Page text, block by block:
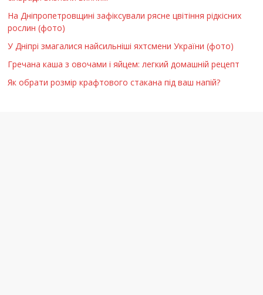
На Дніпропетровщині зафіксували рясне цвітіння рідкісних
рослин (фото)
У Дніпрі змагалися найсильніші яхтсмени України (фото)
Гречана каша з овочами і яйцем: легкий домашній рецепт
Як обрати розмір крафтового стакана під ваш напій?